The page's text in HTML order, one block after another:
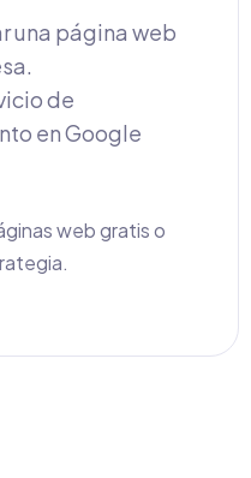
una página web
de
en Google
web gratis o